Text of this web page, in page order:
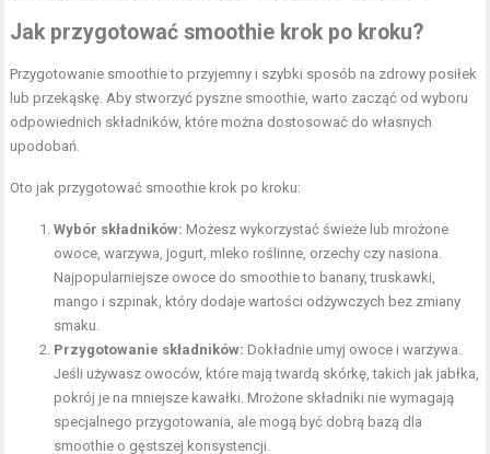
Jak przygotować smoothie krok po kroku?
Przygotowanie smoothie to przyjemny i szybki sposób na zdrowy posiłek
lub przekąskę. Aby stworzyć pyszne smoothie, warto zacząć od wyboru
odpowiednich składników, które można dostosować do własnych
upodobań.
Oto jak przygotować smoothie krok po kroku:
Wybór składników: Możesz wykorzystać świeże lub mrożone
owoce, warzywa, jogurt, mleko roślinne, orzechy czy nasiona.
Najpopularniejsze owoce do smoothie to banany, truskawki,
mango i szpinak, który dodaje wartości odżywczych bez zmiany
smaku.
Przygotowanie składników: Dokładnie umyj owoce i warzywa.
Jeśli używasz owoców, które mają twardą skórkę, takich jak jabłka,
pokrój je na mniejsze kawałki. Mrożone składniki nie wymagają
specjalnego przygotowania, ale mogą być dobrą bazą dla
smoothie o gęstszej konsystencji.